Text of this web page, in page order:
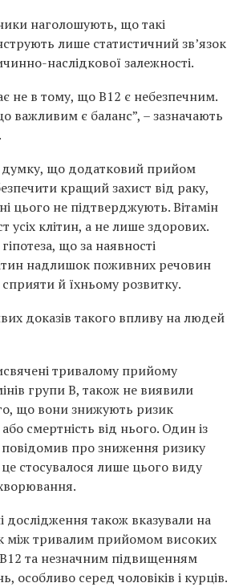
наголошують, що такі
лише статистичний зв’язок
наслідкової залежності.
не в тому, що B12 є небезпечним.
важливим є баланс”, – зазначають
що додатковий прийом
кращий захист від раку,
цього не підтверджують. Вітамін
усіх клітин, а не лише здорових.
що за наявності
надлишок поживних речовин
й їхньому розвитку.
доказів такого впливу на людей
тривалому прийому
групи B, також не виявили
що вони знижують ризик
смертність від нього. Один із
повідомив про зниження ризику
стосувалося лише цього виду
дослідження також вказували на
між тривалим прийомом високих
B12 та незначним підвищенням
особливо серед чоловіків і курців.